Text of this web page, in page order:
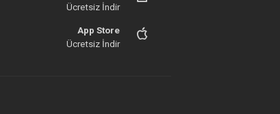
Ücretsiz İndir
App Store
Ücretsiz İndir